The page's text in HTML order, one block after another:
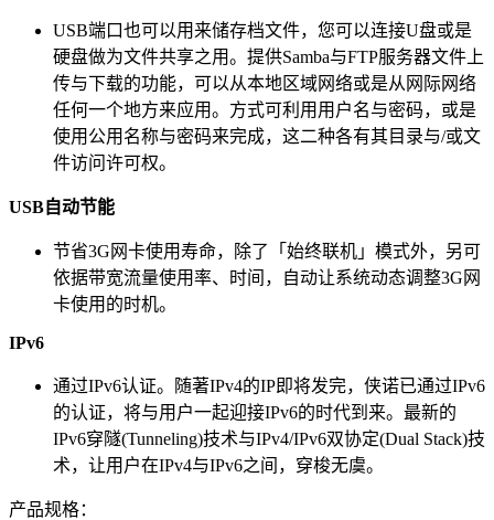
USB端口也可以用来储存档文件，您可以连接U盘或是
硬盘做为文件共享之用。提供Samba与FTP服务器文件上
传与下载的功能，可以从本地区域网络或是从网际网络
任何一个地方来应用。方式可利用用户名与密码，或是
使用公用名称与密码来完成，这二种各有其目录与/或文
件访问许可权。
USB自动节能
节省3G网卡使用寿命，除了「始终联机」模式外，另可
依据带宽流量使用率、时间，自动让系统动态调整3G网
卡使用的时机。
IPv6
通过IPv6认证。随著IPv4的IP即将发完，侠诺已通过IPv6
的认证，将与用户一起迎接IPv6的时代到来。最新的
IPv6穿隧(Tunneling)技术与IPv4/IPv6双协定(Dual Stack)技
术，让用户在IPv4与IPv6之间，穿梭无虞。
产品规格：